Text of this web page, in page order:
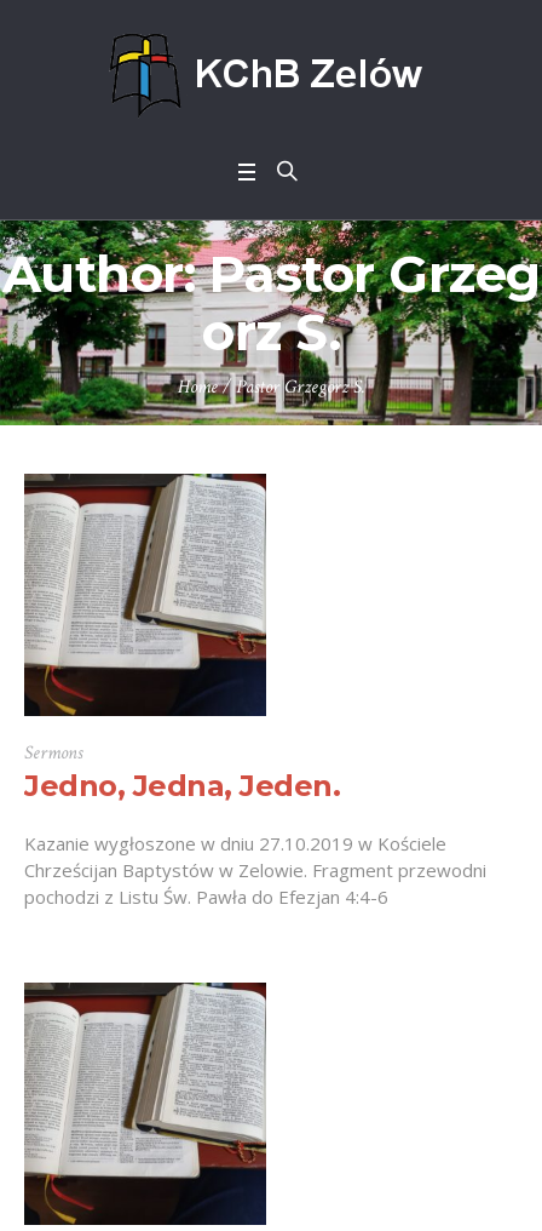
Author:Pastor Grzeg
orz S.
Home/Pastor Grzegorz S.
Sermons
Jedno, Jedna, Jeden.
Kazanie wygłoszone w dniu 27.10.2019 w Kościele
Chrześcijan Baptystów w Zelowie. Fragment przewodni
pochodzi z Listu Św. Pawła do Efezjan 4:4-6